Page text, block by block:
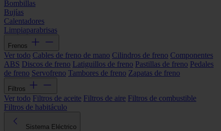
Bombillas
Bujías
Calentadores
Limpiaparabrisas
Frenos
Ver todo Cables de freno de mano Cilindros de freno Componentes
ABS Discos de freno Latiguillos de freno Pastillas de freno Pedales
de freno Servofreno Tambores de freno Zapatas de freno
Filtros
Ver todo Filtros de aceite Filtros de aire Filtros de combustible
Filtros de habitáculo
Sistema Eléctrico